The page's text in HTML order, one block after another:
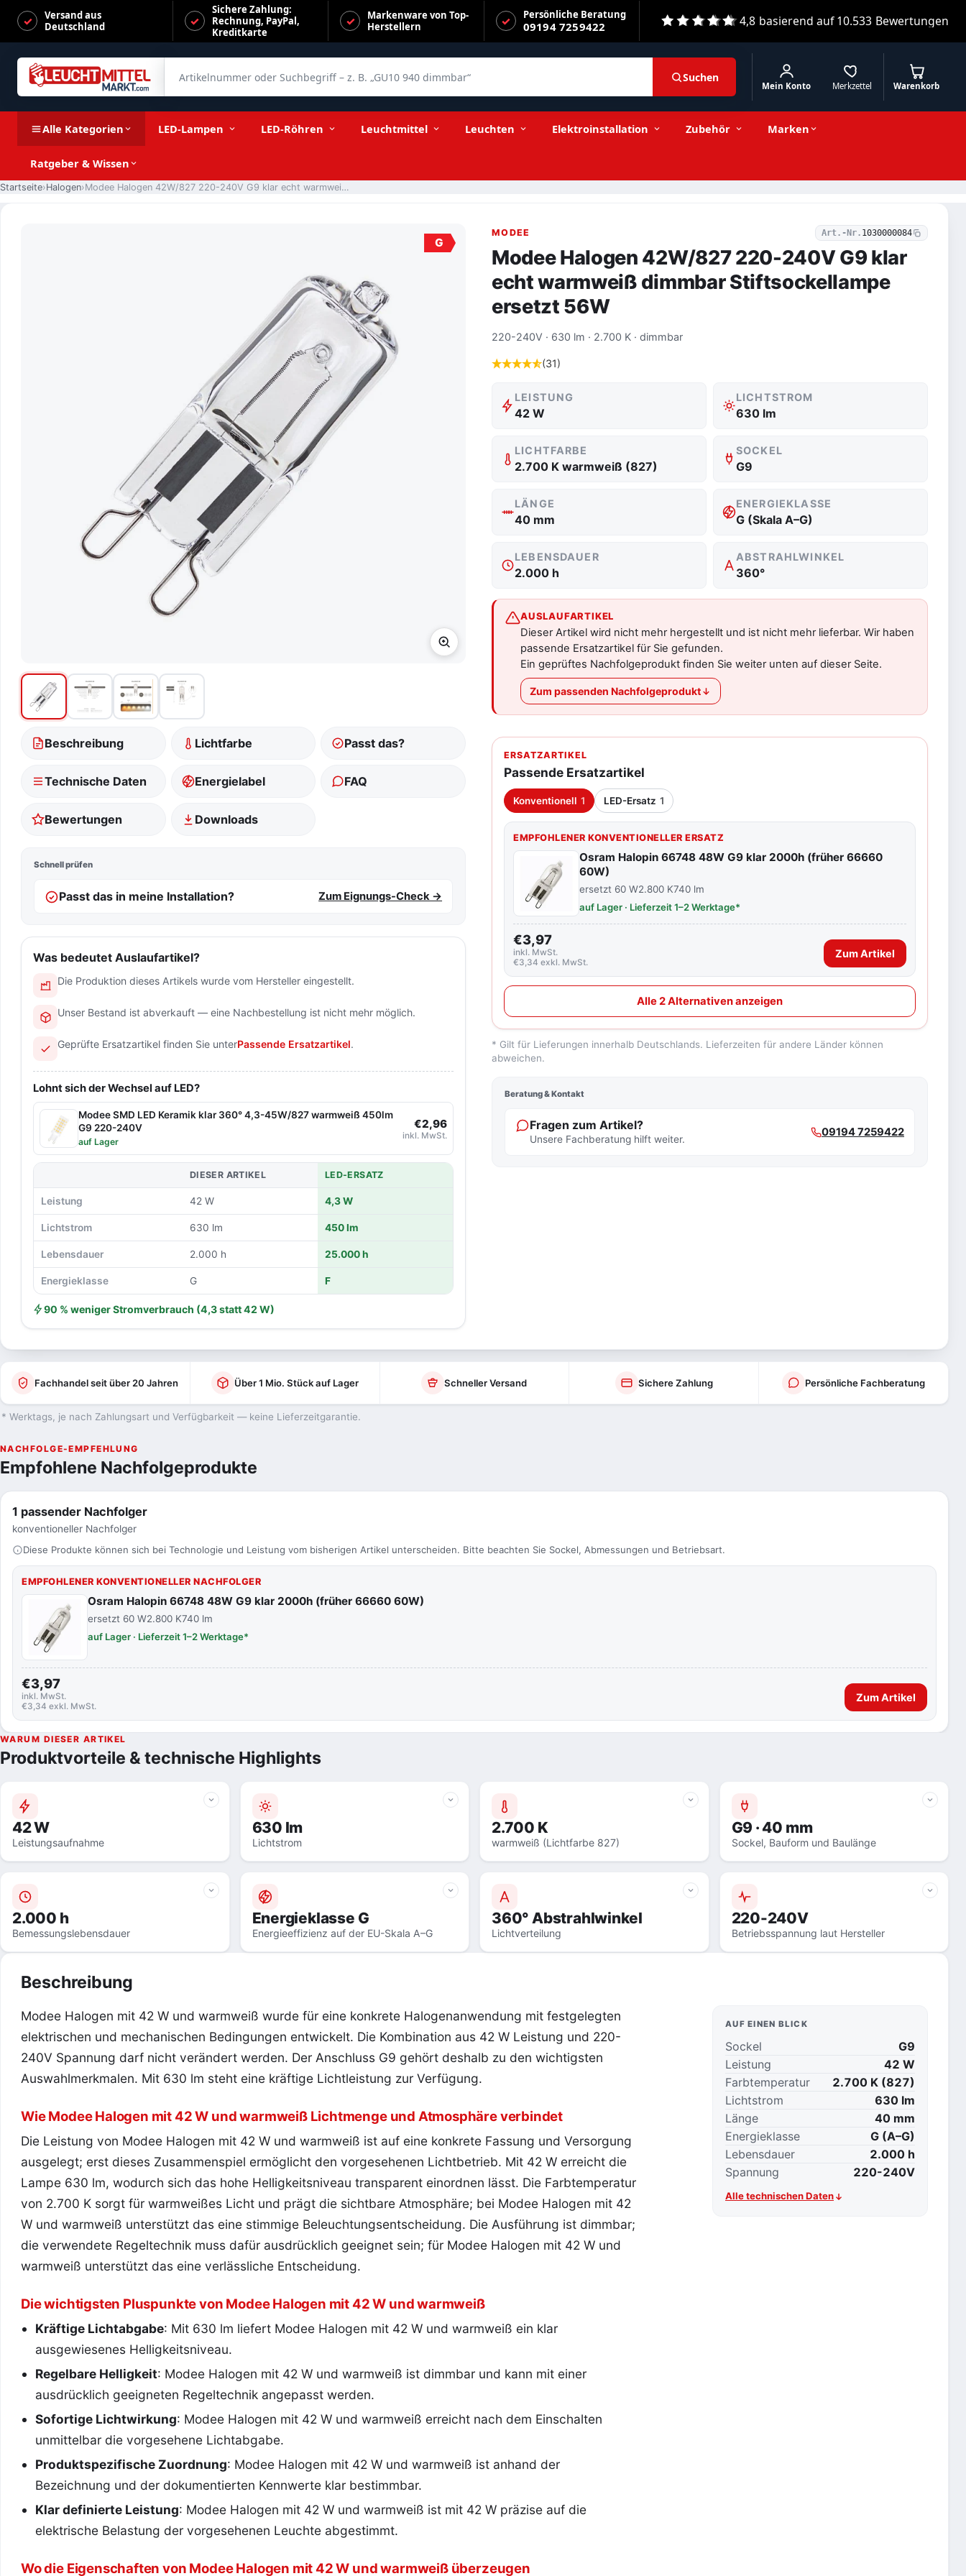
Versand aus
Deutschland
Sichere Zahlung:
Rechnung, PayPal,
Kreditkarte
Markenware von Top-
Herstellern
Persönliche Beratung
09194 7259422 4,8 basierend auf10.533 Bewertungen
Suchen
Merkzettel
Mein Konto Warenkorb
Alle Kategorien LED-Lampen LED-Röhren Leuchtmittel Leuchten Elektroinstallation Zubehör Marken
Ratgeber & Wissen
Startseite Halogen Modee Halogen 42W/827 220-240V G9 klar echt warmweiß dimmbar Stiftsockellampe ersetzt 56W
MODEE Art.-Nr. 1030000084
Modee Halogen 42W/827 220-240V G9 klar
echt warmweiß dimmbar Stiftsockellampe
ersetzt 56W
220-240V · 630 lm · 2.700 K · dimmbar
(31)
G
Beschreibung Lichtfarbe Passt das?
Technische Daten Energielabel FAQ
Bewertungen Downloads
Schnell prüfen
Passt das in meine Installation? Zum Eignungs-Check →
Was bedeutet Auslaufartikel?
Die Produktion dieses Artikels wurde vom Hersteller eingestellt.
Unser Bestand ist abverkauft — eine Nachbestellung ist nicht mehr möglich.
Geprüfte Ersatzartikel finden Sie unterPassende Ersatzartikel.
Lohnt sich der Wechsel auf LED?
Modee SMD LED Keramik klar 360° 4,3-45W/827 warmweiß 450lm
G9 220-240V
auf Lager
€2,96
inkl. MwSt.
DIESER ARTIKEL LED-ERSATZ
Leistung 42 W 4,3 W
Lichtstrom 630 lm 450 lm
Lebensdauer 2.000 h 25.000 h
Energieklasse G F
90 % weniger Stromverbrauch (4,3 statt 42 W)
LEISTUNG
42 W
LICHTSTROM
630 lm
LICHTFARBE
2.700 K warmweiß (827)
SOCKEL
G9
LÄNGE
40 mm
ENERGIEKLASSE
G (Skala A–G)
LEBENSDAUER
2.000 h
ABSTRAHLWINKEL
360°
AUSLAUFARTIKEL
Dieser Artikel wird nicht mehr hergestellt und ist nicht mehr lieferbar. Wir haben
passende Ersatzartikel für Sie gefunden.
Ein geprüftes Nachfolgeprodukt finden Sie weiter unten auf dieser Seite.
Zum passenden Nachfolgeprodukt
ERSATZARTIKEL
Passende Ersatzartikel
Konventionell 1 LED-Ersatz 1
EMPFOHLENER KONVENTIONELLER ERSATZ
Osram Halopin 66748 48W G9 klar 2000h (früher 66660
60W)
ersetzt 60 W2.800 K740 lm
auf Lager · Lieferzeit 1–2 Werktage*
€3,97
inkl. MwSt.
€3,34 exkl. MwSt.
Zum Artikel
Alle 2 Alternativen anzeigen
* Gilt für Lieferungen innerhalb Deutschlands. Lieferzeiten für andere Länder können
abweichen.
Beratung & Kontakt
Fragen zum Artikel?
Unsere Fachberatung hilft weiter.
09194 7259422
Fachhandel seit über 20 Jahren Über 1 Mio. Stück auf Lager Schneller Versand Sichere Zahlung Persönliche Fachberatung
* Werktags, je nach Zahlungsart und Verfügbarkeit — keine Lieferzeitgarantie.
Modee Halogen 42W/827 220-240V G9 klar echt warmweiß dimmbar Stiftsockellampe ersetzt 56W Passende Alternativen
NACHFOLGE-EMPFEHLUNG
Empfohlene Nachfolgeprodukte
1 passender Nachfolger
konventioneller Nachfolger
Diese Produkte können sich bei Technologie und Leistung vom bisherigen Artikel unterscheiden. Bitte beachten Sie Sockel, Abmessungen und Betriebsart.
EMPFOHLENER KONVENTIONELLER NACHFOLGER
Osram Halopin 66748 48W G9 klar 2000h (früher 66660 60W)
ersetzt 60 W2.800 K740 lm
auf Lager · Lieferzeit 1–2 Werktage*
€3,97
inkl. MwSt.
€3,34 exkl. MwSt.
Zum Artikel
WARUM DIESER ARTIKEL
Produktvorteile & technische Highlights
42 W
Leistungsaufnahme
630 lm
Lichtstrom
2.700 K
warmweiß (Lichtfarbe 827)
G9 · 40 mm
Sockel, Bauform und Baulänge
2.000 h
Bemessungslebensdauer
Energieklasse G
Energieeffizienz auf der EU-Skala A–G
360° Abstrahlwinkel
Lichtverteilung
220-240V
Betriebsspannung laut Hersteller
Beschreibung
Modee Halogen mit 42 W und warmweiß wurde für eine konkrete Halogenanwendung mit festgelegten
elektrischen und mechanischen Bedingungen entwickelt. Die Kombination aus 42 W Leistung und 220-
240V Spannung darf nicht verändert werden. Der Anschluss G9 gehört deshalb zu den wichtigsten
Auswahlmerkmalen. Mit 630 lm steht eine kräftige Lichtleistung zur Verfügung.
Wie Modee Halogen mit 42 W und warmweiß Lichtmenge und Atmosphäre verbindet
Die Leistung von Modee Halogen mit 42 W und warmweiß ist auf eine konkrete Fassung und Versorgung
ausgelegt; erst dieses Zusammenspiel ermöglicht den vorgesehenen Lichtbetrieb. Mit 42 W erreicht die
Lampe 630 lm, wodurch sich das hohe Helligkeitsniveau transparent einordnen lässt. Die Farbtemperatur
von 2.700 K sorgt für warmweißes Licht und prägt die sichtbare Atmosphäre; bei Modee Halogen mit 42
W und warmweiß unterstützt das eine stimmige Beleuchtungsentscheidung. Die Ausführung ist dimmbar;
die verwendete Regeltechnik muss dafür ausdrücklich geeignet sein; für Modee Halogen mit 42 W und
warmweiß unterstützt das eine verlässliche Entscheidung.
Die wichtigsten Pluspunkte von Modee Halogen mit 42 W und warmweiß
Kräftige Lichtabgabe: Mit 630 lm liefert Modee Halogen mit 42 W und warmweiß ein klar
ausgewiesenes Helligkeitsniveau.
Regelbare Helligkeit: Modee Halogen mit 42 W und warmweiß ist dimmbar und kann mit einer
ausdrücklich geeigneten Regeltechnik angepasst werden.
Sofortige Lichtwirkung: Modee Halogen mit 42 W und warmweiß erreicht nach dem Einschalten
unmittelbar die vorgesehene Lichtabgabe.
Produktspezifische Zuordnung: Modee Halogen mit 42 W und warmweiß ist anhand der
Bezeichnung und der dokumentierten Kennwerte klar bestimmbar.
Klar definierte Leistung: Modee Halogen mit 42 W und warmweiß ist mit 42 W präzise auf die
elektrische Belastung der vorgesehenen Leuchte abgestimmt.
Wo die Eigenschaften von Modee Halogen mit 42 W und warmweiß überzeugen
AUF EINEN BLICK
Sockel
G9
Leistung
42 W
Farbtemperatur
2.700 K (827)
Lichtstrom
630 lm
Länge
40 mm
Energieklasse
G (A–G)
Lebensdauer
2.000 h
Spannung
220-240V
Alle technischen Daten